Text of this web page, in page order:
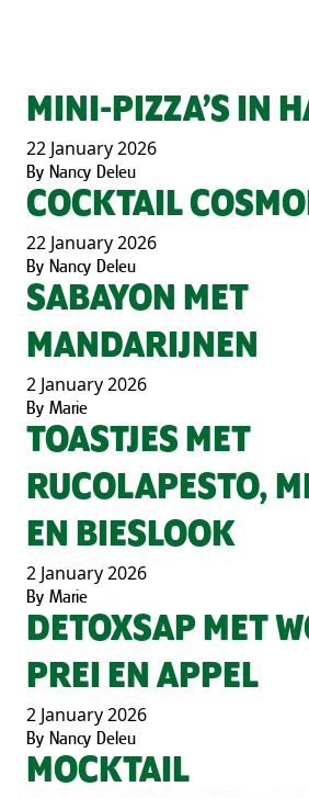
MINI-PIZZA’S IN
22 January 2026
By Nancy Deleu
COCKTAIL
22 January 2026
By Nancy Deleu
SABAYON MET
MANDARIJNEN
2 January 2026
By Marie
TOASTJES MET
RUCOLAPESTO,
EN BIESLOOK
2 January 2026
By Marie
DETOXSAP MET
PREI EN APPEL
2 January 2026
By Nancy Deleu
MOCKTAIL